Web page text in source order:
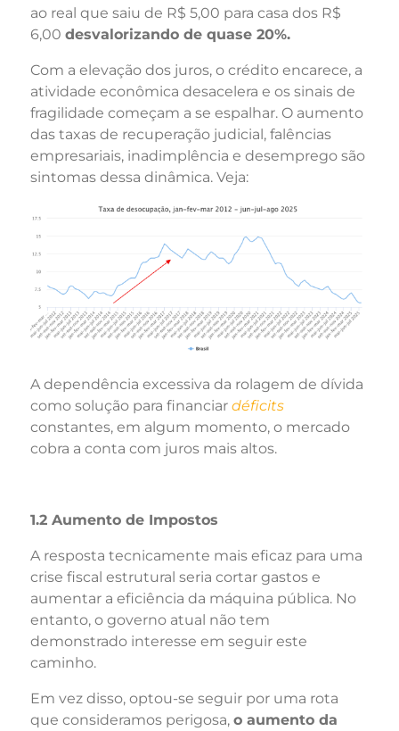
ao real que saiu de R$ 5,00 para casa dos R$
6,00 desvalorizando de quase 20%.
Com a elevação dos juros, o crédito encarece, a
atividade econômica desacelera e os sinais de
fragilidade começam a se espalhar. O aumento
das taxas de recuperação judicial, falências
empresariais, inadimplência e desemprego são
sintomas dessa dinâmica. Veja:
A dependência excessiva da rolagem de dívida
como solução para financiar déficits
constantes, em algum momento, o mercado
cobra a conta com juros mais altos.
1.2 Aumento de Impostos
A resposta tecnicamente mais eficaz para uma
crise fiscal estrutural seria cortar gastos e
aumentar a eficiência da máquina pública. No
entanto, o governo atual não tem
demonstrado interesse em seguir este
caminho.
Em vez disso, optou-se seguir por uma rota
que consideramos perigosa, o aumento da